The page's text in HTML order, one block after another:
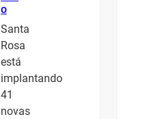
o
Santa
Rosa
está
implantando
41
novas